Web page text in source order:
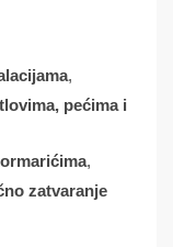
,
pećima i
,
zatvaranje